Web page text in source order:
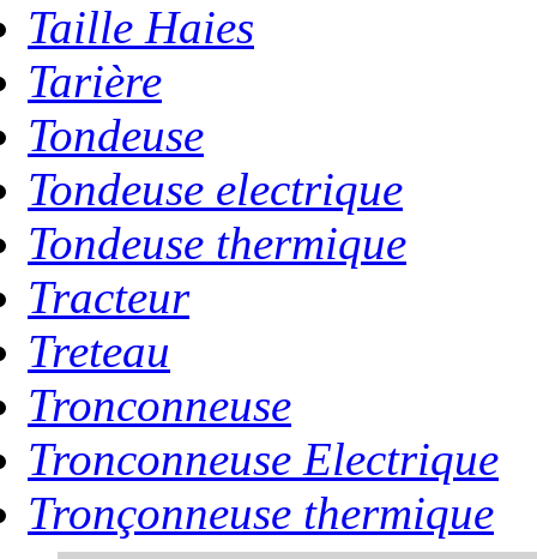
Taille Haies
Tarière
Tondeuse
Tondeuse electrique
Tondeuse thermique
Tracteur
Treteau
Tronconneuse
Tronconneuse Electrique
Tronçonneuse thermique